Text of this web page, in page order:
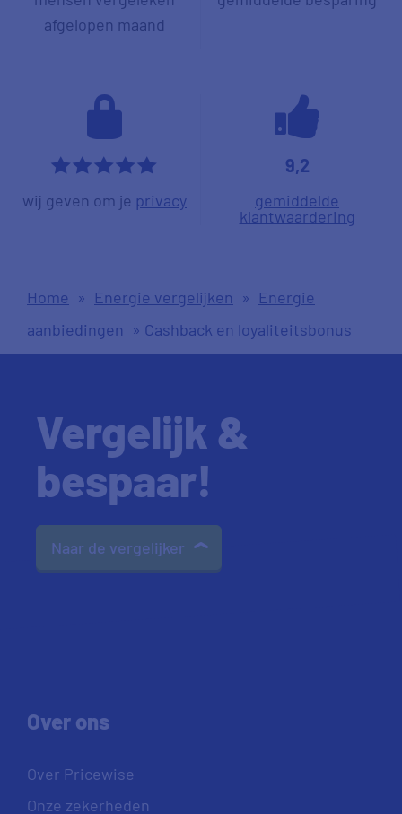
afgelopen maand
*****
wij geven om je privacy
9,2
gemiddelde
klantwaardering
Home » Energie vergelijken » Energie
aanbiedingen » Cashback en loyaliteitsbonus
Vergelijk &
bespaar!
Naar de vergelijker
Over ons
Over Pricewise
Onze zekerheden